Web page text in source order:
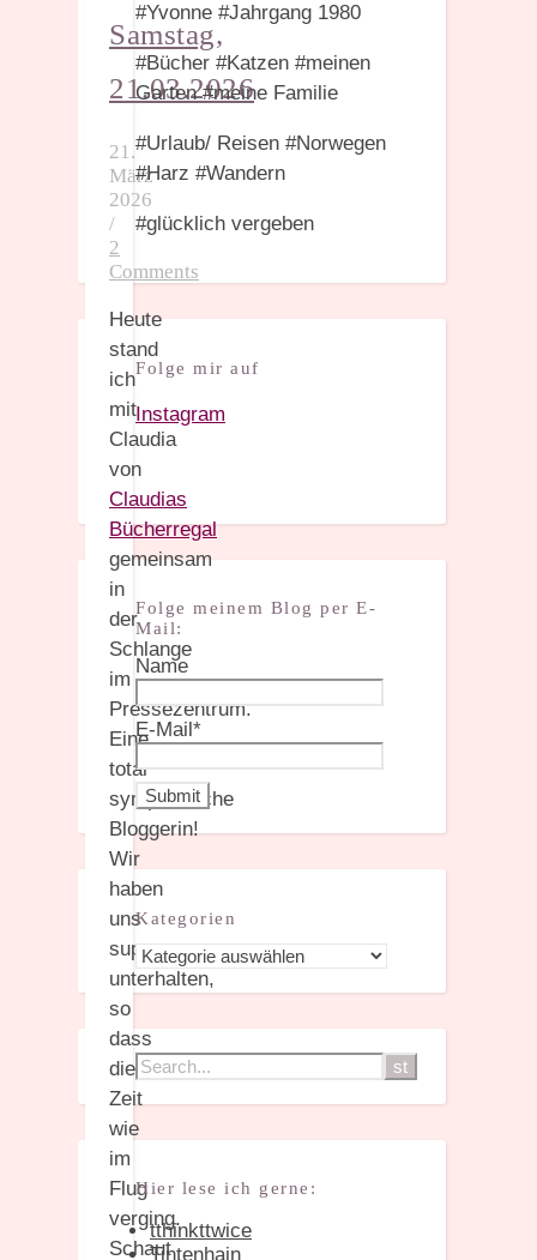
Samstag,
21.03.2026
21.
März
2026
/
2
Comments
Heute
stand
ich
mit
Claudia
von
Claudias
Bücherregal
gemeinsam
in
der
Schlange
im
Pressezentrum.
Eine
total
sympathische
Bloggerin!
Wir
haben
uns
super
unterhalten,
so
dass
die
Zeit
wie
im
Flug
verging.
Schaut
#Yvonne #Jahrgang 1980
#Bücher #Katzen #meinen
Garten #meine Familie
#Urlaub/ Reisen #Norwegen
#Harz #Wandern
#glücklich vergeben
Folge mir auf
Instagram
Folge meinem Blog per E-
Mail:
Name
E-Mail*
Kategorien
Kategorien
Hier lese ich gerne:
tthinkttwice
Tintenhain